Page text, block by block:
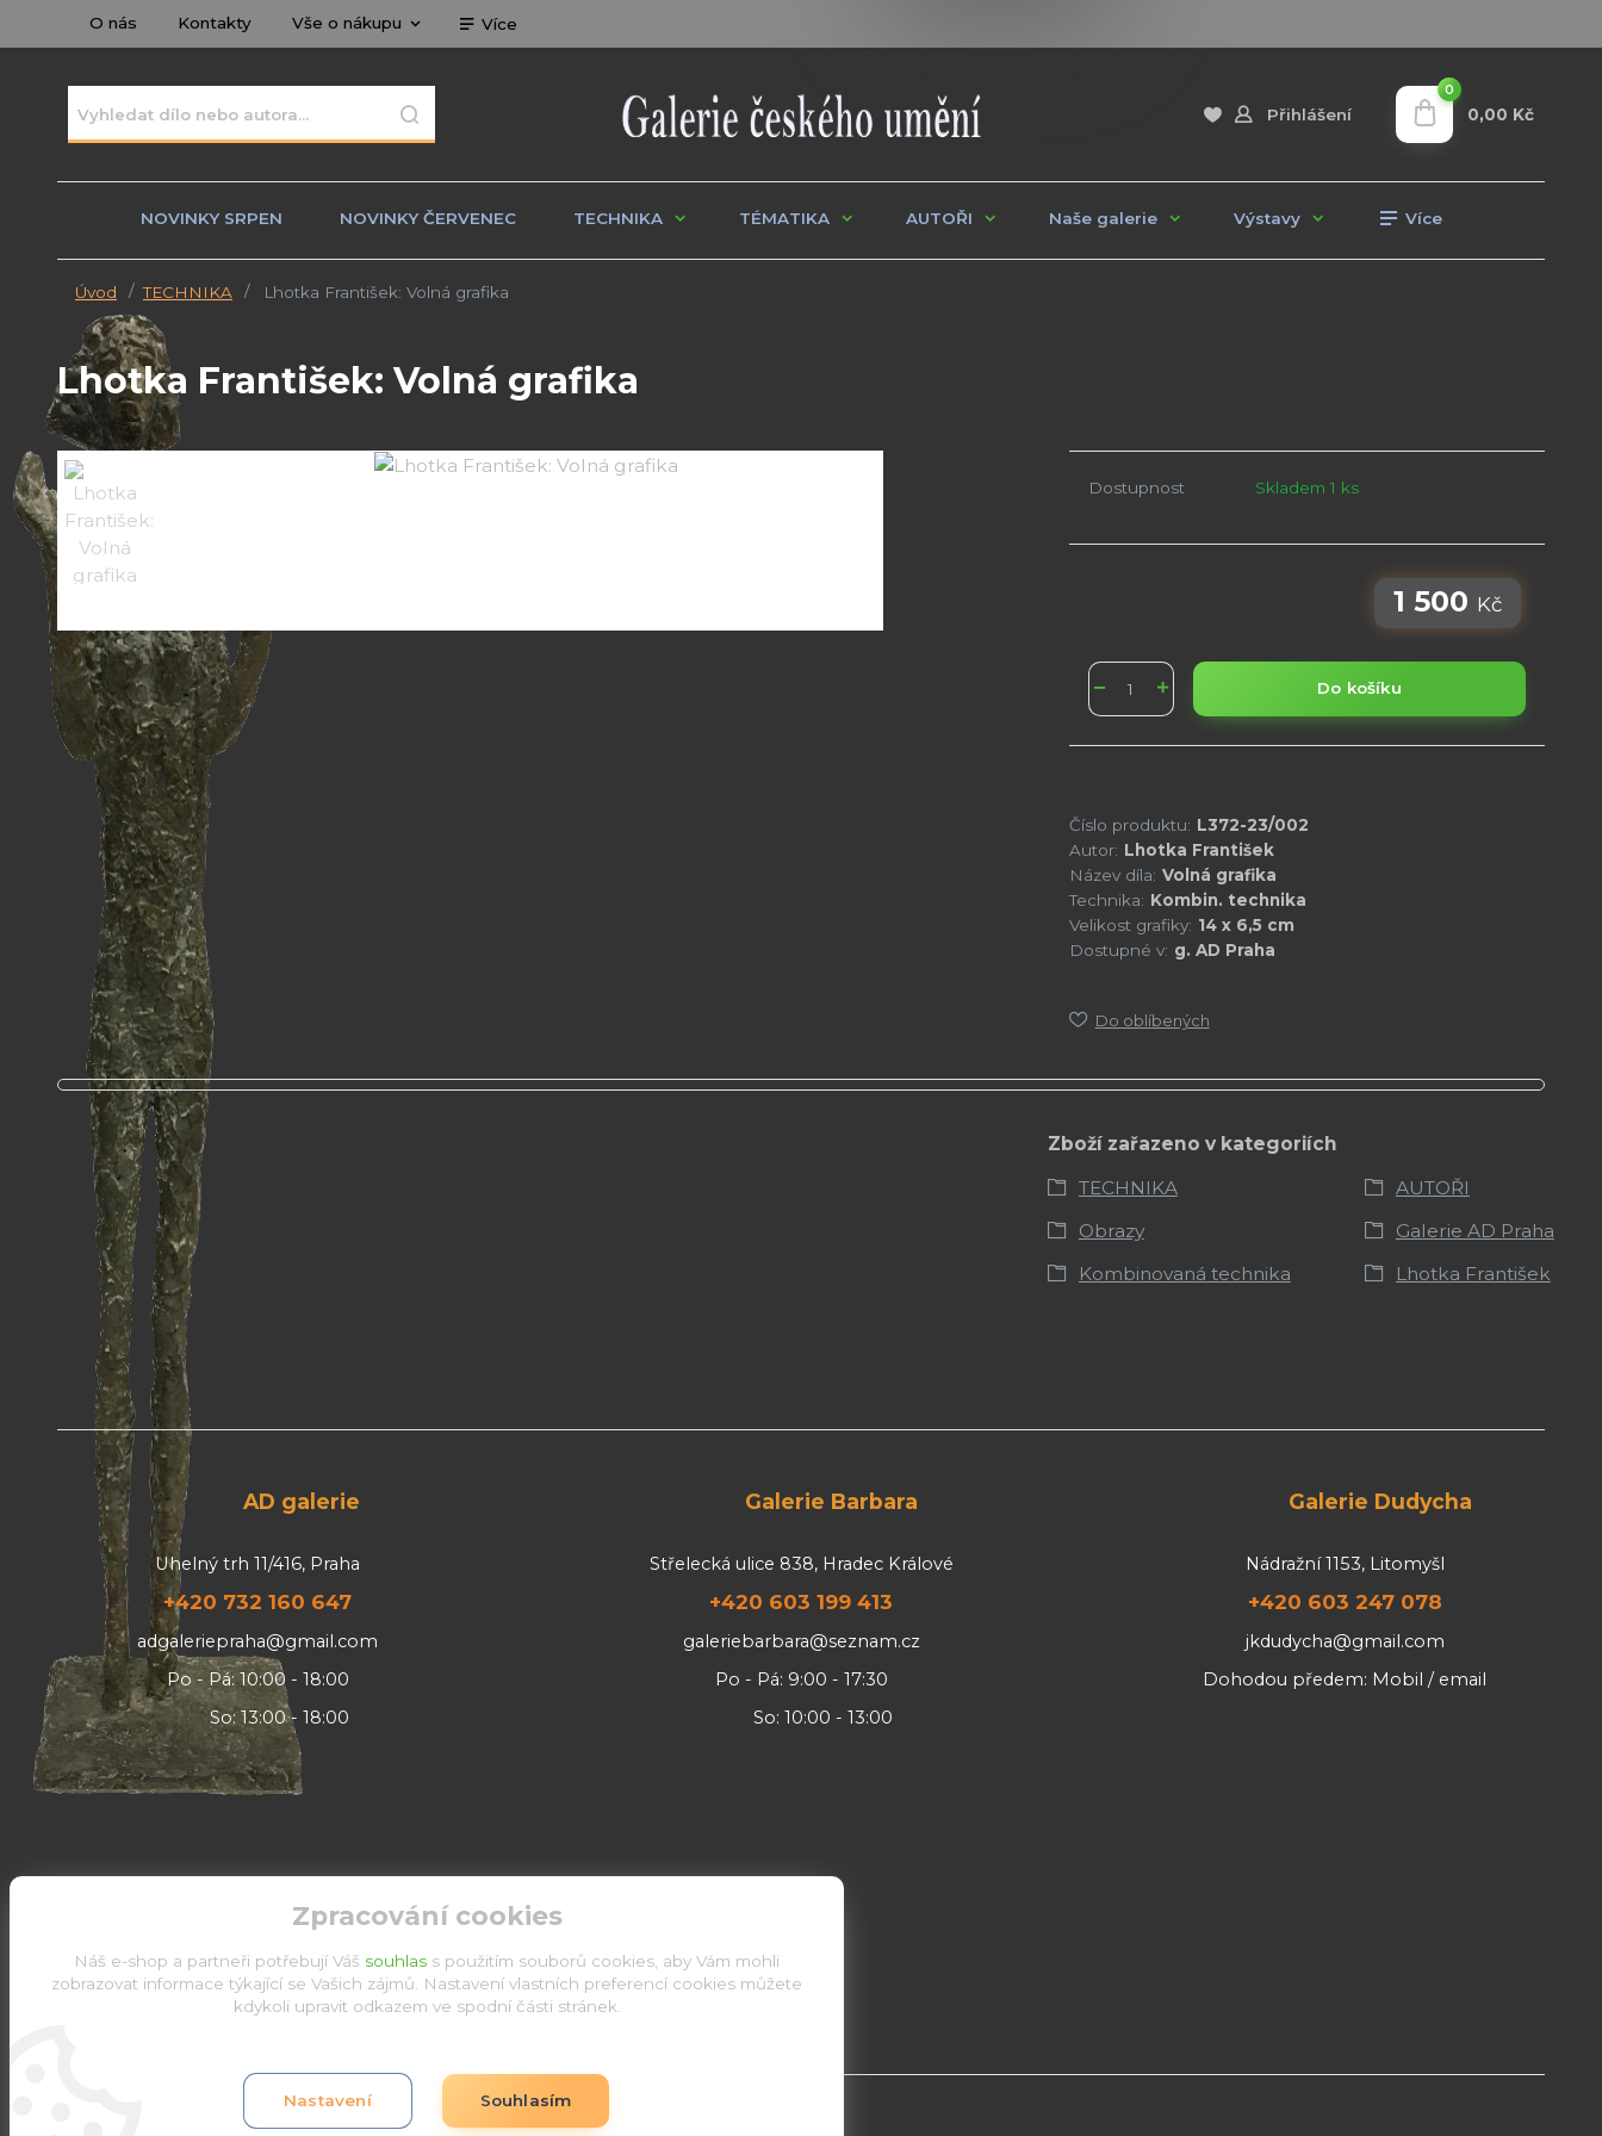
O nás Kontakty Vše o nákupu Více
Přihlášení
0
0,00 Kč
NOVINKY SRPEN NOVINKY ČERVENEC TECHNIKA TÉMATIKA AUTOŘI Naše galerie Výstavy Více
Úvod TECHNIKA Lhotka František: Volná grafika
Lhotka František: Volná grafika
Dostupnost Skladem 1 ks
1 500 Kč
Do košíku
Číslo produktu: L372-23/002
Autor: Lhotka František
Název díla: Volná grafika
Technika: Kombin. technika
Velikost grafiky: 14 x 6,5 cm
Dostupné v: g. AD Praha
Do oblíbených
Zboží zařazeno v kategoriích
TECHNIKA
AUTOŘI
Obrazy
Galerie AD Praha
Kombinovaná technika
Lhotka František
AD galerie
Uhelný trh 11/416, Praha
+420 732 160 647
adgaleriepraha@gmail.com
Po - Pá: 10:00 - 18:00
So: 13:00 - 18:00
Galerie Barbara
Střelecká ulice 838, Hradec Králové
+420 603 199 413
galeriebarbara@seznam.cz
Po - Pá: 9:00 - 17:30
So: 10:00 - 13:00
Galerie Dudycha
Nádražní 1153, Litomyšl
+420 603 247 078
jkdudycha@gmail.com
Dohodou předem: Mobil / email
Zpracování cookies
Náš e-shop a partneři potřebují Váš souhlas s použitím souborů cookies, aby Vám mohli
zobrazovat informace týkající se Vašich zájmů. Nastavení vlastních preferencí cookies můžete
kdykoli upravit odkazem ve spodní části stránek.
Nastavení Souhlasím